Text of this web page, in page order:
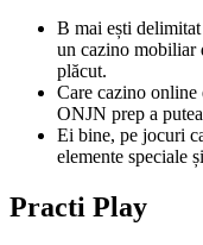
B mai ești
un cazino mobiliar
plăcut.
Care cazino online
ONJN prep a
Ei bine, pe jocuri
elemente speciale
Practi Play